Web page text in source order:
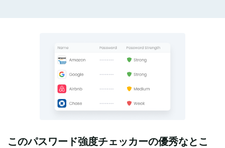
このパスワード強度チェッカーの優秀なとこ